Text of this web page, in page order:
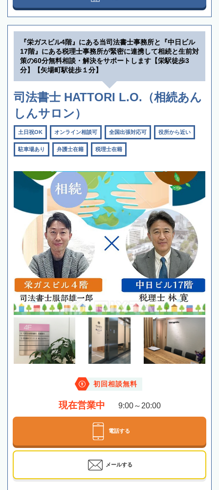
『栄ガスビル4階』にある当司法書士事務所と『中日ビル
17階』にある税理士事務所が緊密に連携して相続と生前対
策の60分無料相談・解決をサポートします【栄駅徒歩3
分】【矢場町駅徒歩１分】
司法書士 HATTORI L.O.（相続あん
しんサロン）
土日祝OK オンライン相談可 全国出張対応可 役所から近い
駐車場あり 弁護士在籍 税理士在籍
初回相談無料
現在営業中 9:00～20:00
電話する
メールする